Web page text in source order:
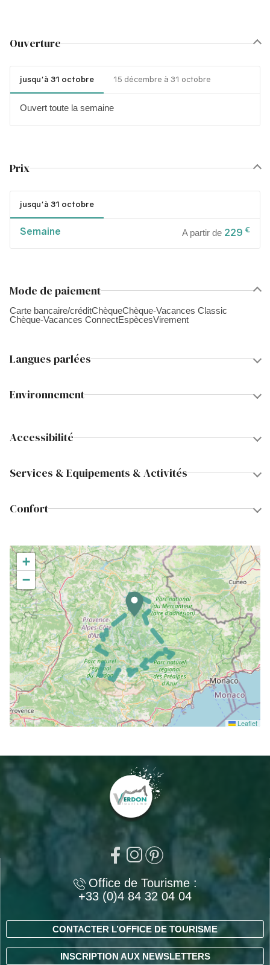
Ouverture
jusqu'à 31 octobre 15 décembre à 31 octobre
Ouvert toute la semaine
Prix
jusqu'à 31 octobre
Semaine A partir de 229 €
Mode de paiement
Carte bancaire/créditChèqueChèque-Vacances Classic
Chèque-Vacances ConnectEspècesVirement
Langues parlées
Environnement
Accessibilité
Services & Equipements & Activités
Confort
+
−
Leaflet
Office de Tourisme :
+33 (0)4 84 32 04 04
CONTACTER L’OFFICE DE TOURISME
INSCRIPTION AUX NEWSLETTERS